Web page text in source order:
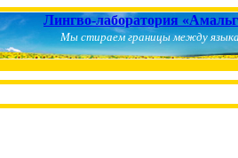
Лингво-лаборатория
Мы стираем границы между